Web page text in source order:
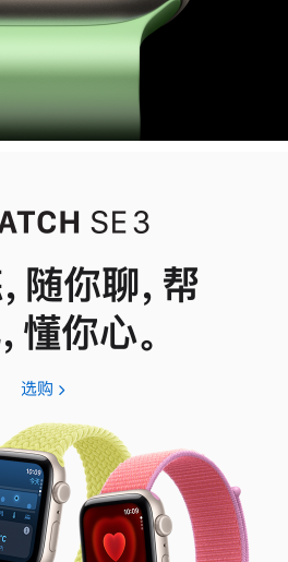
随你聊，帮
懂你心。
选购 Apple
SE
3